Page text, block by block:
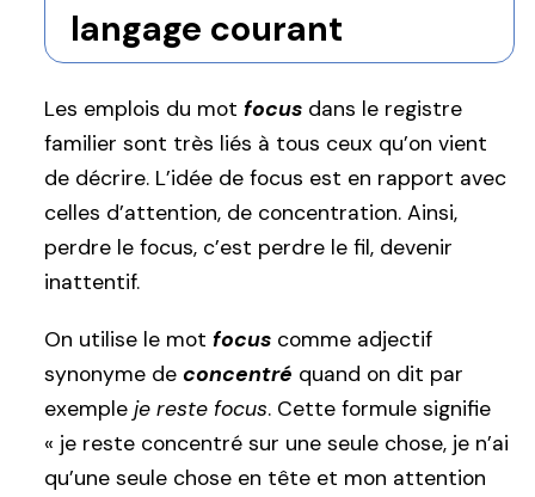
langage courant
Les emplois du mot focus dans le registre
familier sont très liés à tous ceux qu’on vient
de décrire. L’idée de focus est en rapport avec
celles d’attention, de concentration. Ainsi,
perdre le focus, c’est perdre le fil, devenir
inattentif.
On utilise le mot focus comme adjectif
synonyme de concentré quand on dit par
exemple je reste focus. Cette formule signifie
« je reste concentré sur une seule chose, je n’ai
qu’une seule chose en tête et mon attention